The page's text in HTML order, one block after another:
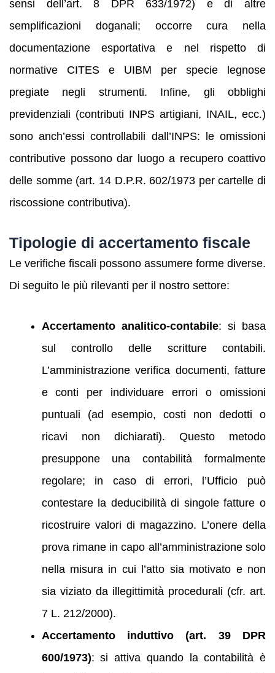
sensi dell’art. 8 DPR 633/1972) e di altre
semplificazioni doganali; occorre cura nella
documentazione esportativa e nel rispetto di
normative CITES e UIBM per specie legnose
pregiate negli strumenti. Infine, gli obblighi
previdenziali (contributi INPS artigiani, INAIL, ecc.)
sono anch’essi controllabili dall’INPS: le omissioni
contributive possono dar luogo a recupero coattivo
delle somme (art. 14 D.P.R. 602/1973 per cartelle di
riscossione contributiva).
Tipologie di accertamento fiscale
Le verifiche fiscali possono assumere forme diverse.
Di seguito le più rilevanti per il nostro settore:
Accertamento analitico-contabile: si basa
sul controllo delle scritture contabili.
L’amministrazione verifica documenti, fatture
e conti per individuare errori o omissioni
puntuali (ad esempio, costi non dedotti o
ricavi non dichiarati). Questo metodo
presuppone una contabilità formalmente
regolare; in caso di errori, l’Ufficio può
contestare la deducibilità di singole fatture o
ricostruire valori di magazzino. L’onere della
prova rimane in capo all’amministrazione solo
nella misura in cui l’atto sia motivato e non
sia viziato da illegittimità procedurali (cfr. art.
7 L. 212/2000).
Accertamento induttivo (art. 39 DPR
600/1973): si attiva quando la contabilità è